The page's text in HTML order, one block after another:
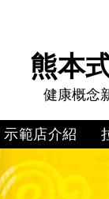
熊本
健康概念
示範店介紹